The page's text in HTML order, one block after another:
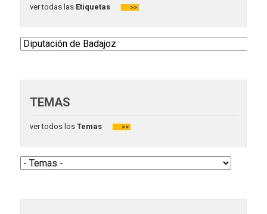
ver todas las Etiquetas >>
TEMAS
ver todos losTemas >>